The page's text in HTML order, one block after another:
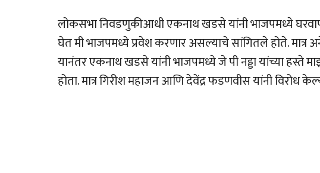
लोकसभा निवडणुकीआधी एकनाथ खडसे यांनी भाजपमध्ये
घेत मी भाजपमध्ये प्रवेश करणार असल्याचे सांगितले होते. मात्र
यानंतर एकनाथ खडसे यांनी भाजपमध्ये जे पी नड्डा यांच्या हस्ते
होता. मात्र गिरीश महाजन आणि देवेंद्र फडणवीस यांनी विरोध